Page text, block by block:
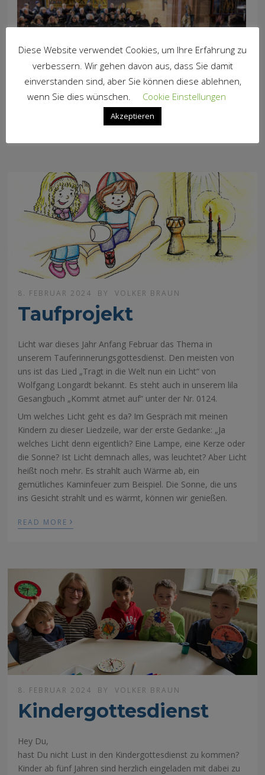
8. FEBRUAR 2024 BY VOLKER BRAUN
Taufprojekt
Licht war dieses Jahr Anfang Februar das Thema in
unserem Tauferinnerungsgottesdienst. Den meisten von
uns ist das Lied „Tragt in die Welt nun ein Licht“ von
Wolfgang Longardt bekannt. Es steht auch in unserem lila
Gesangbuch „Kommt atmet auf“ unter der Nr. 0124.
Um welches Licht geht es da? Im Gespräch mit meinen
Kindern zu dieser Liedzeile, war der erste Gedanke: „Ja
welches Licht denn eigentlich? Eine Lampe, eine Kerze oder
die Sonne? Ist Licht demnach alles, was leuchtet? Aber Licht
heißt noch mehr. Es strahlt auch Wärme ab, ein
gemütliches Kaminfeuer zum Beispiel. Die Sonne, die uns
ins Gesicht strahlt und es wärmt, können wir genießen.
READ MORE ›
8. FEBRUAR 2024 BY VOLKER BRAUN
Kindergottesdienst
Hey Du,
hast Du nicht Lust in den Kindergottesdienst zu kommen?
Kinder ab fünf Jahren sind herzlich eingeladen mit dabei zu
Diese Website verwendet Cookies, um Ihre Erfahrung zu
verbessern. Wir gehen davon aus, dass Sie damit
einverstanden sind, aber Sie können diese ablehnen,
wenn Sie dies wünschen.
Cookie Einstellungen
Akzeptieren